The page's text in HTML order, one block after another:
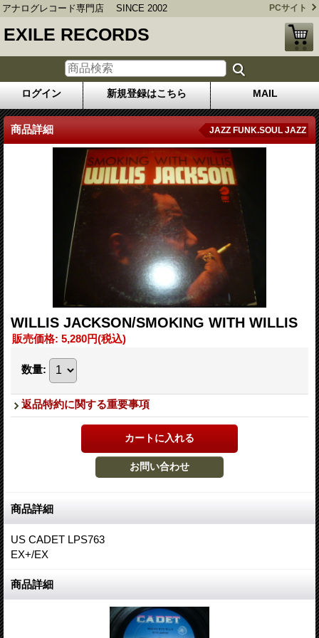
アナログレコード専門店 SINCE 2002 PCサイト
EXILE RECORDS
ログイン 新規登録はこちら MAIL
商品詳細 JAZZ FUNK.SOUL JAZZ
WILLIS JACKSON/SMOKING WITH WILLIS
販売価格: 5,280円(税込)
数量:
返品特約に関する重要事項
商品詳細
US CADET LPS763
EX+/EX
商品詳細